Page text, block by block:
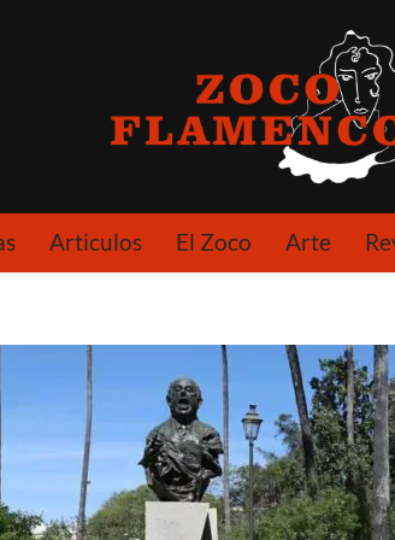
Articulos El Zoco Arte